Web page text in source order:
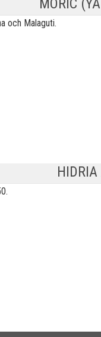
MORIC
och Malaguti.
HIDRIA